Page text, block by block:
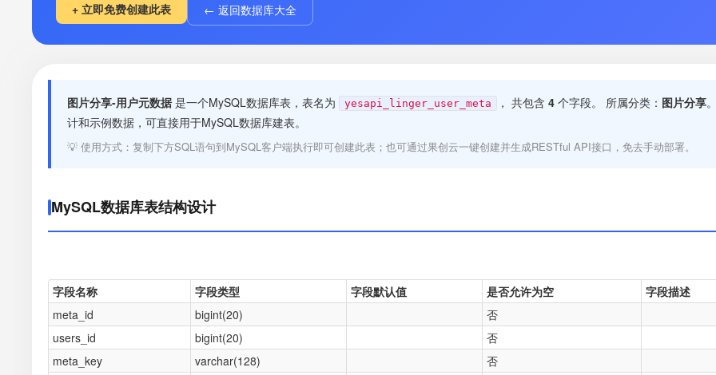
+ 立即免费创建此表 ← 返回数据库大全
图片分享-用户元数据 是一个MySQL数据库表，表名为 yesapi_linger_user_meta ， 共包含 4 个字段。 所属分类： 图片分享
计和示例数据，可直接用于MySQL数据库建表。
💡 使用方式：复制下方SQL语句到MySQL客户端执行即可创建此表；也可通过果创云一键创建并生成RESTful API接口，免去手动部署。
MySQL数据库表结构设计
字段名称 字段类型 字段默认值 是否允许为空
字段描述
meta_id
bigint(20)
否
users_id
bigint(20)
否
meta_key
varchar(128)
否